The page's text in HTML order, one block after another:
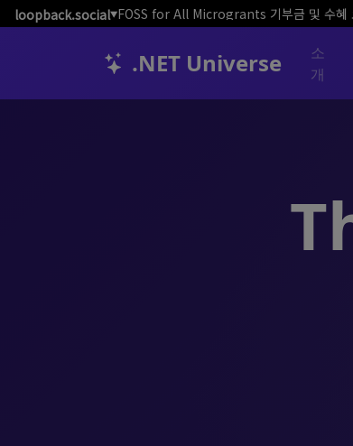
loopback.social▼FOSS for All Microgrants 기부금 및 수혜
.NET Universe
소
개